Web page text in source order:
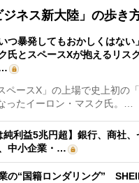
ネス新大陸」の歩き
いつ暴発してもおかしくはな
氏とスペースXが抱えるリス
ースX」の上場で史上初の
ったイーロン・マスク氏。…
純利益5兆円超】銀行、商社
中小企業・…
の“国籍ロンダリング”